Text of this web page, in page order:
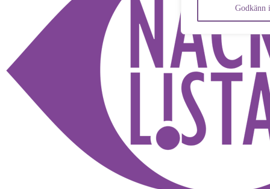
Godkänn